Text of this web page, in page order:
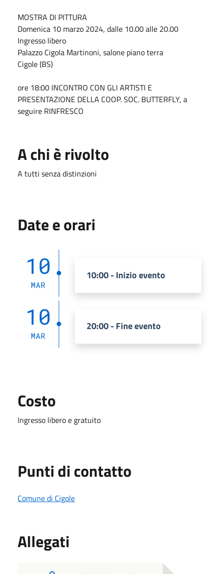
MOSTRA DI PITTURA
Domenica 10 marzo 2024, dalle 10.00 alle 20.00
Ingresso libero
Palazzo Cigola Martinoni, salone piano terra
Cigole (BS)
ore 18:00 INCONTRO CON GLI ARTISTI E
PRESENTAZIONE DELLA COOP. SOC. BUTTERFLY, a
seguire RINFRESCO
A chi è rivolto
A tutti senza distinzioni
Date e orari
10
MAR
10:00 - Inizio evento
10
MAR
20:00 - Fine evento
Costo
Ingresso libero e gratuito
Punti di contatto
Comune di Cigole
Allegati